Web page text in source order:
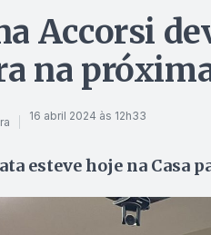
Accorsi
na
16 abril 2024 às 12h33
esteve hoje na Casa